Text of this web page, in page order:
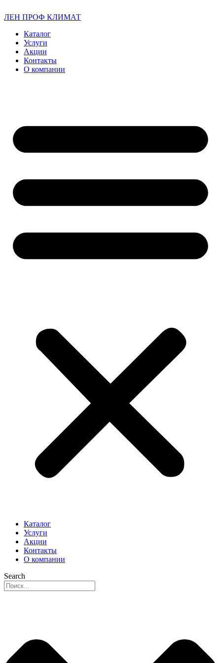
ЛЕН ПРОФ КЛИМАТ
Каталог
Услуги
Акции
Контакты
О компании
Каталог
Услуги
Акции
Контакты
О компании
Search